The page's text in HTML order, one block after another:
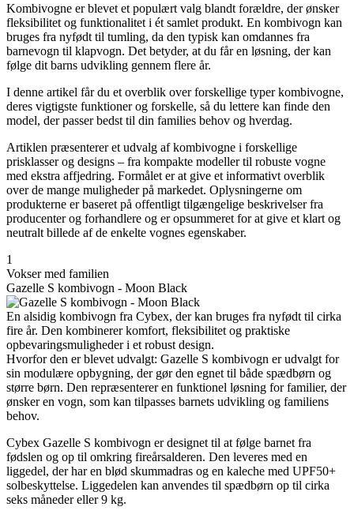
Kombivogne er blevet et populært valg blandt forældre, der ønsker
fleksibilitet og funktionalitet i ét samlet produkt. En kombivogn kan
bruges fra nyfødt til tumling, da den typisk kan omdannes fra
barnevogn til klapvogn. Det betyder, at du får en løsning, der kan
følge dit barns udvikling gennem flere år.
I denne artikel får du et overblik over forskellige typer kombivogne,
deres vigtigste funktioner og forskelle, så du lettere kan finde den
model, der passer bedst til din families behov og hverdag.
Artiklen præsenterer et udvalg af kombivogne i forskellige
prisklasser og designs – fra kompakte modeller til robuste vogne
med ekstra affjedring. Formålet er at give et informativt overblik
over de mange muligheder på markedet. Oplysningerne om
produkterne er baseret på offentligt tilgængelige beskrivelser fra
producenter og forhandlere og er opsummeret for at give et klart og
neutralt billede af de enkelte vognes egenskaber.
1
Vokser med familien
Gazelle S kombivogn - Moon Black
En alsidig kombivogn fra Cybex, der kan bruges fra nyfødt til cirka
fire år. Den kombinerer komfort, fleksibilitet og praktiske
opbevaringsmuligheder i et robust design.
Hvorfor den er blevet udvalgt: Gazelle S kombivogn er udvalgt for
sin modulære opbygning, der gør den egnet til både spædbørn og
større børn. Den repræsenterer en funktionel løsning for familier, der
ønsker en vogn, som kan tilpasses barnets udvikling og familiens
behov.
Cybex Gazelle S kombivogn er designet til at følge barnet fra
fødslen og op til omkring fireårsalderen. Den leveres med en
liggedel, der har en blød skummadras og en kaleche med UPF50+
solbeskyttelse. Liggedelen kan anvendes til spædbørn op til cirka
seks måneder eller 9 kg.